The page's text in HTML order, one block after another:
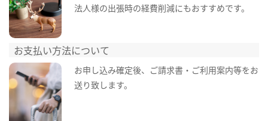
法人様の出張時の経費削減にもおすすめです。
お支払い方法について
お申し込み確定後、ご請求書・ご利用案内等をお
送り致します。